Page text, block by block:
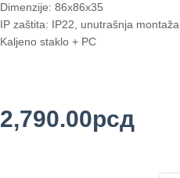
Dimenzije: 86x86x35
IP zaštita: IP22, unutrašnja montaža
Kaljeno staklo + PC
2,790.00рсд